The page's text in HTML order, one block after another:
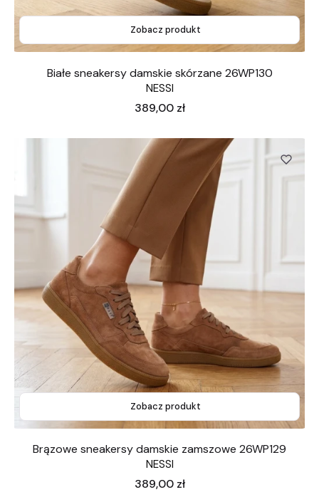
Zobacz produkt
Białe sneakersy damskie skórzane 26WP130
NESSI
Cena
389,00 zł
Zobacz produkt
Brązowe sneakersy damskie zamszowe 26WP129
NESSI
Cena
389,00 zł